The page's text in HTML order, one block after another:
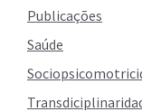
Publicações
Saúde